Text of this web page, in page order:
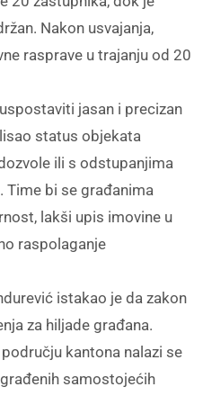
Nakon usvajanja,
rasprave u trajanju od 20
jasan i precizan
status objekata
ili s odstupanjima
bi se građanima
lakši upis imovine u
raspolaganje
istakao je da zakon
za hiljade građana.
kantona nalazi se
samostojećih